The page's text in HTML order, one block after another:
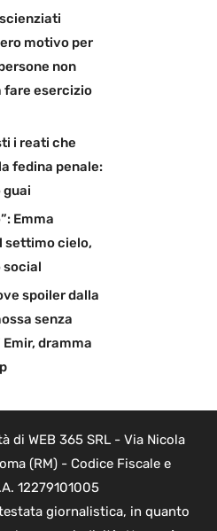
motivo per
non
fare esercizio
i reati che
fedina penale:
guai
Emma
settimo cielo,
social
spoiler dalla
senza
dramma
di WEB 365 SRL - Via Nicola
(RM) - Codice Fiscale e
12279101005
giornalistica, in quanto